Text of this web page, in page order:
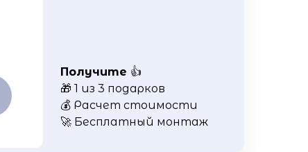
Получите 👍
🎁 1 из 3 подарков
💰 Расчет стоимости
🚀 Бесплатный монтаж